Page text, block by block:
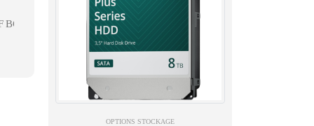
BC HDD 12M
OPTIONS STOCKAGE